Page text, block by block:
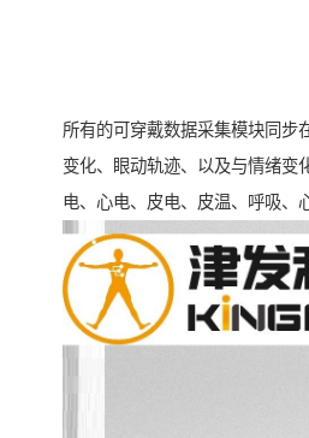
所有的可穿戴数据采集模块同步
变化、眼动轨迹、以及与情绪变
电、心电、皮电、皮温、呼吸、